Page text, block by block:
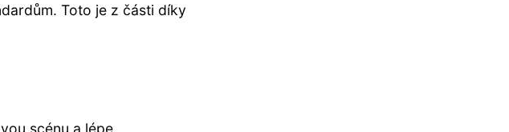
Toto je z části díky
scénu a lépe